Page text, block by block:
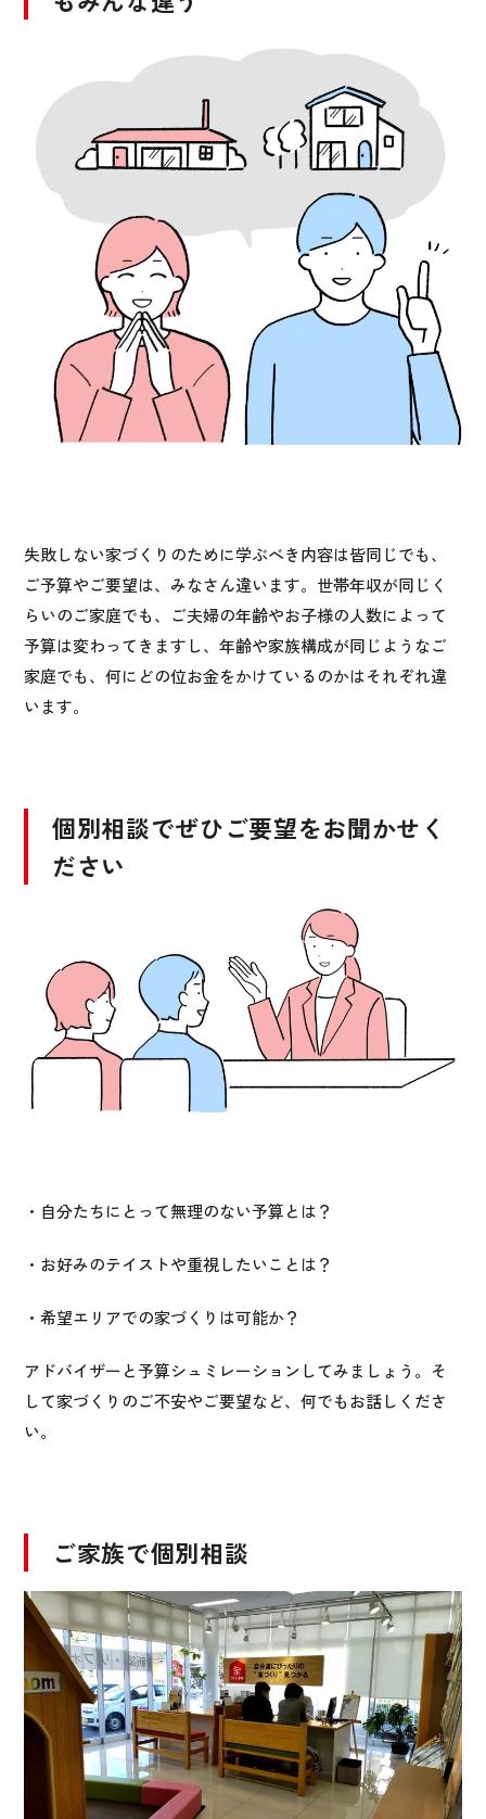
失敗しない家づくりのために学ぶべき内容は皆同じでも、
ご予算やご要望は、みなさん違います。世帯年収が同じく
らいのご家庭でも、ご夫婦の年齢やお子様の人数によって
予算は変わってきますし、年齢や家族構成が同じようなご
家庭でも、何にどの位お金をかけているのかはそれぞれ違
います。
個別相談でぜひご要望をお聞かせく
ださい
・自分たちにとって無理のない予算とは？
・お好みのテイストや重視したいことは？
・希望エリアでの家づくりは可能か？
アドバイザーと予算シュミレーションしてみましょう。そ
して家づくりのご不安やご要望など、何でもお話しくださ
い。
ご家族で個別相談